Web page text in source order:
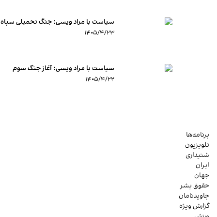
سیاست با مراد ویسی: جنگ تحمیلی سپاه
۱۴۰۵/۴/۲۳
سیاست با مراد ویسی: آغاز جنگ سوم
۱۴۰۵/۴/۲۲
برنامه‌ها
تلویزیون
شنیداری
ایران
جهان
حقوق بشر
جاویدنامان
گزارش ویژه